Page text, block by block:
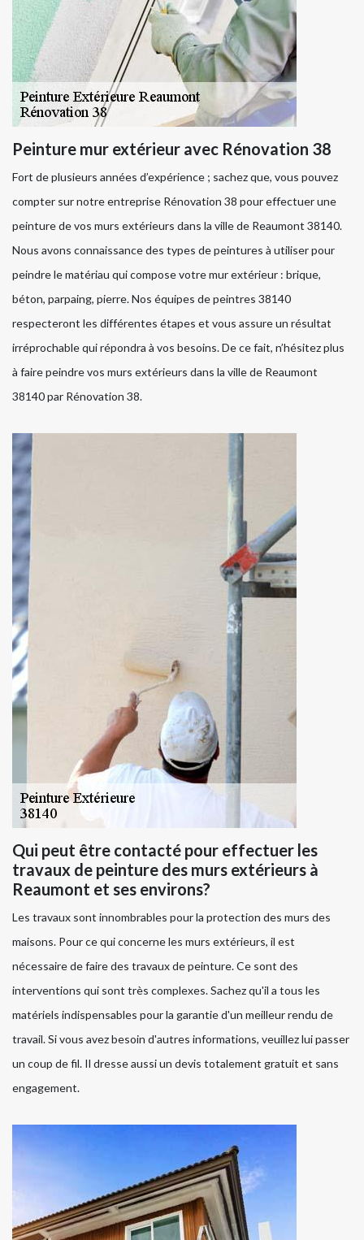
Peinture mur extérieur avec Rénovation 38
Fort de plusieurs années d’expérience ; sachez que, vous pouvez
compter sur notre entreprise Rénovation 38 pour effectuer une
peinture de vos murs extérieurs dans la ville de Reaumont 38140.
Nous avons connaissance des types de peintures à utiliser pour
peindre le matériau qui compose votre mur extérieur : brique,
béton, parpaing, pierre. Nos équipes de peintres 38140
respecteront les différentes étapes et vous assure un résultat
irréprochable qui répondra à vos besoins. De ce fait, n’hésitez plus
à faire peindre vos murs extérieurs dans la ville de Reaumont
38140 par Rénovation 38.
Qui peut être contacté pour effectuer les
travaux de peinture des murs extérieurs à
Reaumont et ses environs?
Les travaux sont innombrables pour la protection des murs des
maisons. Pour ce qui concerne les murs extérieurs, il est
nécessaire de faire des travaux de peinture. Ce sont des
interventions qui sont très complexes. Sachez qu'il a tous les
matériels indispensables pour la garantie d'un meilleur rendu de
travail. Si vous avez besoin d'autres informations, veuillez lui passer
un coup de fil. Il dresse aussi un devis totalement gratuit et sans
engagement.